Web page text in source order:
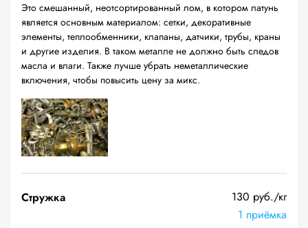
Это смешанный, неотсортированный лом, в котором латунь
является основным материалом: сетки, декоративные
элементы, теплообменники, клапаны, датчики, трубы, краны
и другие изделия. В таком металле не должно быть следов
масла и влаги. Также лучше убрать неметаллические
включения, чтобы повысить цену за микс.
Стружка
130 руб./кг
1 приёмка